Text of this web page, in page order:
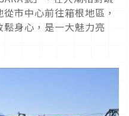
市中心前往箱根地區，
身心，是一大魅力亮